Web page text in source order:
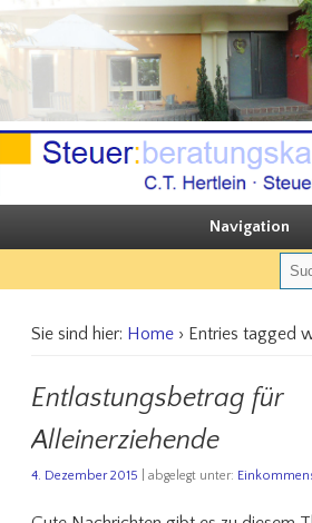
Sie steuern, wir beraten
Navigation
Sie sind hier: Home› Entries tagged
Entlastungsbetrag für
Alleinerziehende
4. Dezember 2015 | abgelegt unter: